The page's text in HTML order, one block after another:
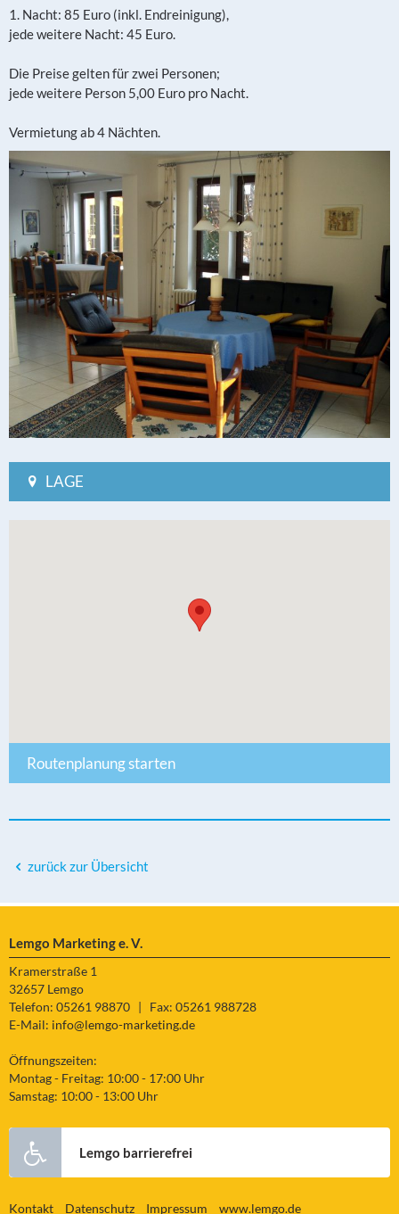
1. Nacht: 85 Euro (inkl. Endreinigung),
jede weitere Nacht: 45 Euro.
Die Preise gelten für zwei Personen;
jede weitere Person 5,00 Euro pro Nacht.
Vermietung ab 4 Nächten.
LAGE
Routenplanung starten
zurück zur Übersicht
Lemgo Marketing e. V.
Kramerstraße 1
32657 Lemgo
Telefon: 05261 98870
Fax: 05261 988728
E-Mail: info@lemgo-marketing.de
Öffnungszeiten:
Montag - Freitag: 10:00 - 17:00 Uhr
Samstag: 10:00 - 13:00 Uhr
Lemgo barrierefrei
Kontakt Datenschutz Impressum www.lemgo.de